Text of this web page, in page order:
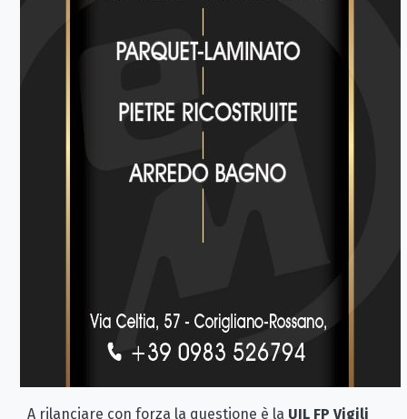
A rilanciare con forza la questione è la UIL FP Vigili